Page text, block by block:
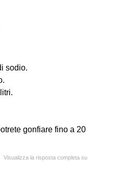
sodio.
gonfiare fino a 20
Visualizza la risposta completa su